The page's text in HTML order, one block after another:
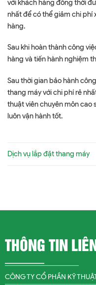
với khách hàng đồng thời
nhất để có thể giảm chi phí
hàng.
Sau khi hoàn thành công
hàng và tiến hành nghiệm
Sau thời gian bảo hành
thang máy với chi phí rẻ
thuật viên chuyên môn cao
luôn vận hành tốt.
Dịch vụ lắp đặt thang máy
THÔNG TIN
CÔNG TY CỔ PHẦN KỸ